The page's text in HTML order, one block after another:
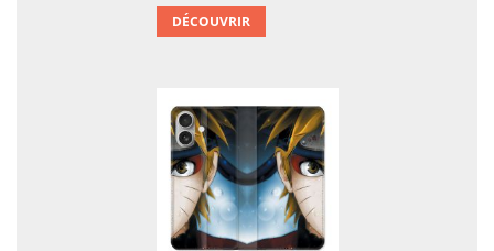
DÉCOUVRIR